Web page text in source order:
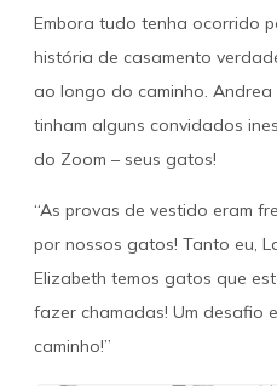
Embora tudo tenha ocorrido
história de casamento
ao longo do caminho.
tinham alguns convidados
do Zoom – seus gatos!
“As provas de vestido eram
por nossos gatos! Tanto eu,
Elizabeth temos gatos que
fazer chamadas! Um desafio
caminho!”